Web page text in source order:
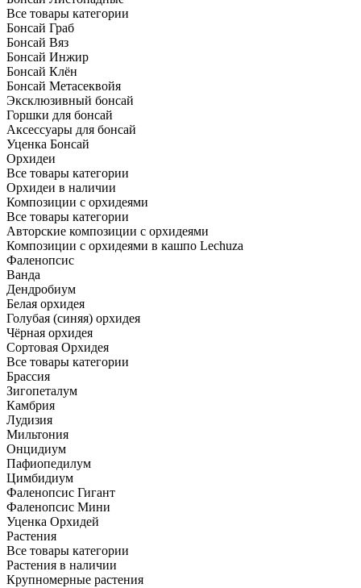
Все товары категории
Бонсай Граб
Бонсай Вяз
Бонсай Инжир
Бонсай Клён
Бонсай Метасеквойя
Эксклюзивный бонсай
Горшки для бонсай
Аксессуары для бонсай
Уценка Бонсай
Орхидеи
Все товары категории
Орхидеи в наличии
Композиции с орхидеями
Все товары категории
Авторские композиции с орхидеями
Композиции с орхидеями в кашпо Lechuza
Фаленопсис
Ванда
Дендробиум
Белая орхидея
Голубая (синяя) орхидея
Чёрная орхидея
Сортовая Орхидея
Все товары категории
Брассия
Зигопеталум
Камбрия
Лудизия
Мильтония
Онцидиум
Пафиопедилум
Цимбидиум
Фаленопсис Гигант
Фаленопсис Мини
Уценка Орхидей
Растения
Все товары категории
Растения в наличии
Крупномерные растения